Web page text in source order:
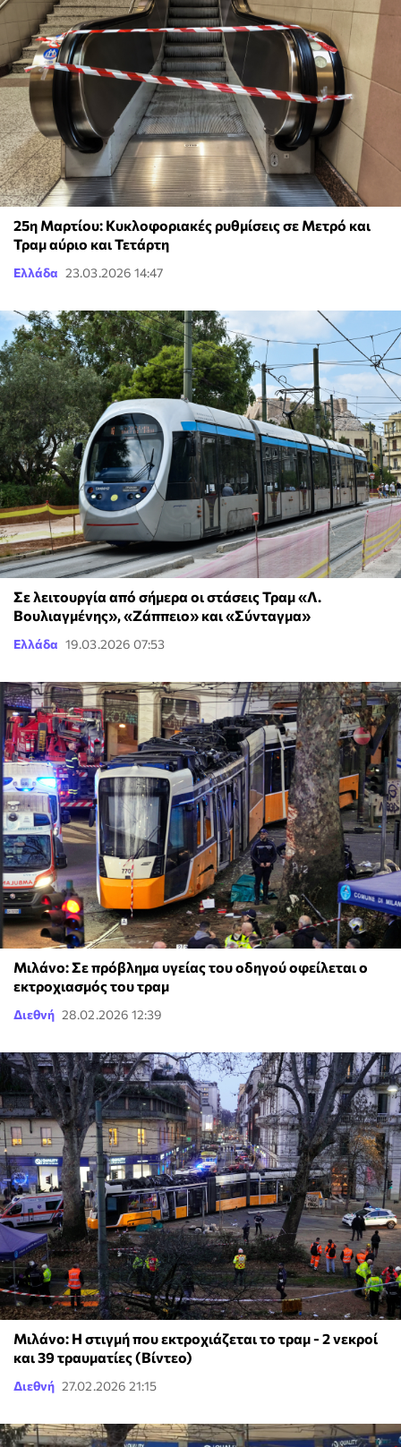
25η Μαρτίου: Κυκλοφοριακές ρυθμίσεις σε Μετρό και
Τραμ αύριο και Τετάρτη
Ελλάδα 23.03.2026 14:47
Σε λειτουργία από σήμερα οι στάσεις Τραμ «Λ.
Βουλιαγμένης», «Ζάππειο» και «Σύνταγμα»
Ελλάδα 19.03.2026 07:53
Μιλάνο: Σε πρόβλημα υγείας του οδηγού οφείλεται ο
εκτροχιασμός του τραμ
Διεθνή 28.02.2026 12:39
Μιλάνο: Η στιγμή που εκτροχιάζεται το τραμ - 2 νεκροί
και 39 τραυματίες (Βίντεο)
Διεθνή 27.02.2026 21:15